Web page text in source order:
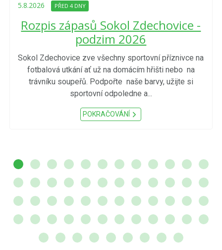
5.8.2026 PŘED 4 DNY
Rozpis zápasů Sokol Zdechovice -
podzim 2026
Sokol Zdechovice zve všechny sportovní příznivce na
fotbalová utkání ať už na domácím hřišti nebo na
trávníku soupeřů. Podpořte naše barvy, užijte si
sportovní odpoledne a...
POKRAČOVÁNÍ